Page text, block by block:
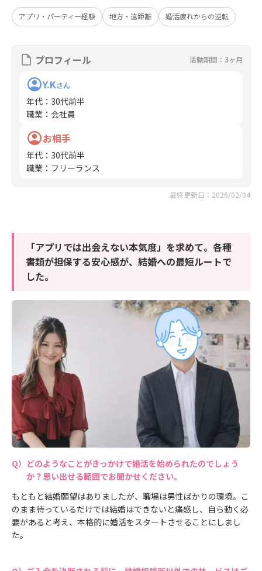
アプリ・パーティー経験 地方・遠距離 婚活疲れからの逆転
プロフィール 活動期間：3ヶ月
Y.Kさん
年代 ： 30代前半
職業 ： 会社員
お相手
年代 ： 30代前半
職業 ： フリーランス
最終更新日：2026/02/04
「アプリでは出会えない本気度」を求めて。各種
書類が担保する安心感が、結婚への最短ルートで
した。
どのようなことがきっかけで婚活を始められたのでしょう
か？思い出せる範囲でお聞かせください。
もともと結婚願望はありましたが、職場は男性ばかりの環境。こ
のまま待っているだけでは結婚はできないと痛感し、自ら動く必
要があると考え、本格的に婚活をスタートさせることにしまし
た。